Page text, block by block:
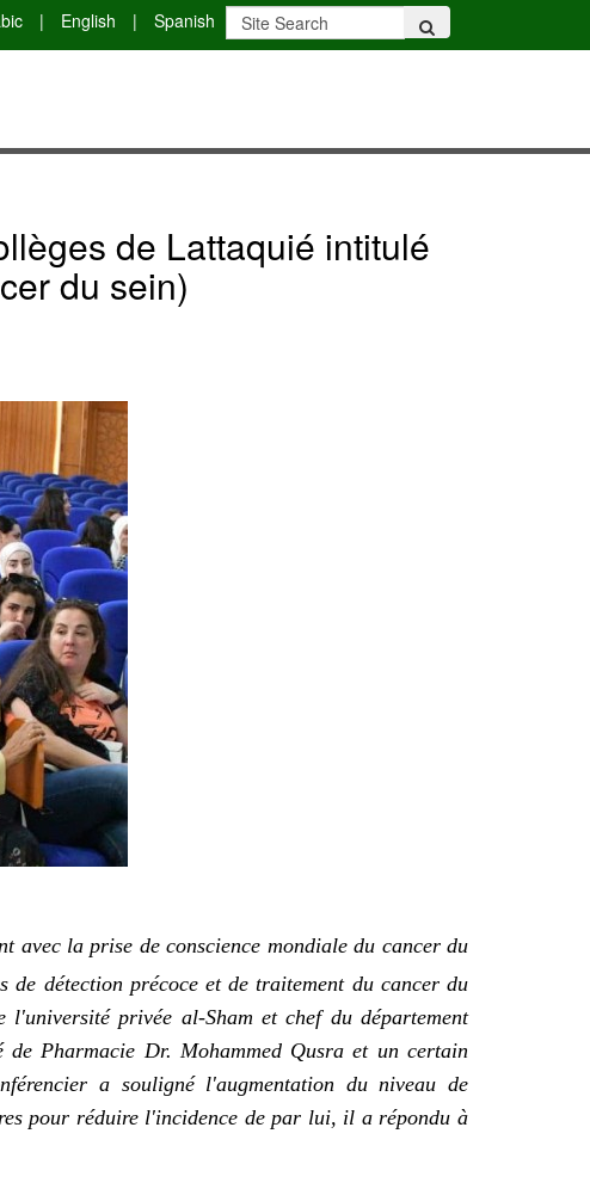
| English | Spanish
de Lattaquié intitulé
du sein)
avec la prise de conscience mondiale du cancer du
de détection précoce et de traitement du cancer du
privée al-Sham et chef du département
Pharmacie Dr. Mohammed Qusra et un certain
a souligné l'augmentation du niveau de
pour réduire l'incidence de par lui, il a répondu à